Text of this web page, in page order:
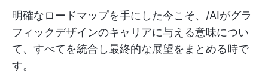
明確なロードマップを手にした今こそ、/AIがグラ
フィックデザインのキャリアに与える意味につい
て、すべてを統合し最終的な展望をまとめる時で
す。